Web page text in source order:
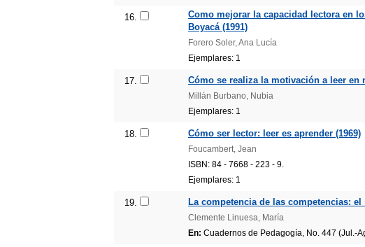
16.
Como mejorar la capacidad lectora en
Boyacá (1991)
Forero Soler, Ana Lucía
Ejemplares: 1
17. Cómo se realiza la motivación a leer en
Millán Burbano, Nubia
Ejemplares: 1
18. Cómo ser lector: leer es aprender (1969)
Foucambert, Jean
ISBN: 84 - 7668 - 223 - 9.
Ejemplares: 1
19. La competencia de las competencias:
Clemente Linuesa, María
En: Cuadernos de Pedagogía, No. 447 (Jul.-